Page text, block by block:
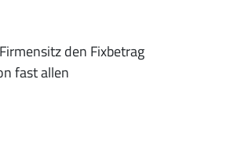
den Fixbetrag
fast allen